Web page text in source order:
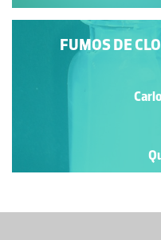
FUMOS DE